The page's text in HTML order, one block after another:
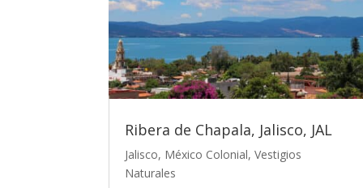
Ribera de Chapala, Jalisco, JAL
Jalisco, México Colonial,Vestigios
Naturales